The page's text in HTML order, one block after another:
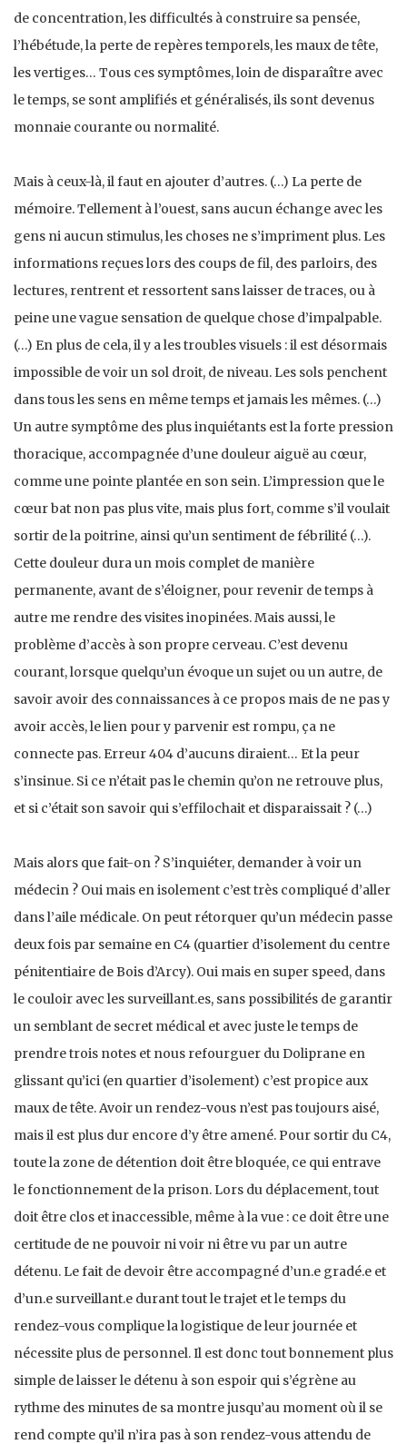
de concentration, les difficultés à construire sa pensée,
l’hébétude, la perte de repères temporels, les maux de tête,
les vertiges… Tous ces symptômes, loin de disparaître avec
le temps, se sont amplifiés et généralisés, ils sont devenus
monnaie courante ou normalité.
Mais à ceux-là, il faut en ajouter d’autres. (…) La perte de
mémoire. Tellement à l’ouest, sans aucun échange avec les
gens ni aucun stimulus, les choses ne s’impriment plus. Les
informations reçues lors des coups de fil, des parloirs, des
lectures, rentrent et ressortent sans laisser de traces, ou à
peine une vague sensation de quelque chose d’impalpable.
(…) En plus de cela, il y a les troubles visuels : il est désormais
impossible de voir un sol droit, de niveau. Les sols penchent
dans tous les sens en même temps et jamais les mêmes. (…)
Un autre symptôme des plus inquiétants est la forte pression
thoracique, accompagnée d’une douleur aiguë au cœur,
comme une pointe plantée en son sein. L’impression que le
cœur bat non pas plus vite, mais plus fort, comme s’il voulait
sortir de la poitrine, ainsi qu’un sentiment de fébrilité (…).
Cette douleur dura un mois complet de manière
permanente, avant de s’éloigner, pour revenir de temps à
autre me rendre des visites inopinées. Mais aussi, le
problème d’accès à son propre cerveau. C’est devenu
courant, lorsque quelqu’un évoque un sujet ou un autre, de
savoir avoir des connaissances à ce propos mais de ne pas y
avoir accès, le lien pour y parvenir est rompu, ça ne
connecte pas. Erreur 404 d’aucuns diraient… Et la peur
s’insinue. Si ce n’était pas le chemin qu’on ne retrouve plus,
et si c’était son savoir qui s’effilochait et disparaissait ? (…)
Mais alors que fait-on ? S’inquiéter, demander à voir un
médecin ? Oui mais en isolement c’est très compliqué d’aller
dans l’aile médicale. On peut rétorquer qu’un médecin passe
deux fois par semaine en C4 (quartier d’isolement du centre
pénitentiaire de Bois d’Arcy). Oui mais en super speed, dans
le couloir avec les surveillant.es, sans possibilités de garantir
un semblant de secret médical et avec juste le temps de
prendre trois notes et nous refourguer du Doliprane en
glissant qu’ici (en quartier d’isolement) c’est propice aux
maux de tête. Avoir un rendez-vous n’est pas toujours aisé,
mais il est plus dur encore d’y être amené. Pour sortir du C4,
toute la zone de détention doit être bloquée, ce qui entrave
le fonctionnement de la prison. Lors du déplacement, tout
doit être clos et inaccessible, même à la vue : ce doit être une
certitude de ne pouvoir ni voir ni être vu par un autre
détenu. Le fait de devoir être accompagné d’un.e gradé.e et
d’un.e surveillant.e durant tout le trajet et le temps du
rendez-vous complique la logistique de leur journée et
nécessite plus de personnel. Il est donc tout bonnement plus
simple de laisser le détenu à son espoir qui s’égrène au
rythme des minutes de sa montre jusqu’au moment où il se
rend compte qu’il n’ira pas à son rendez-vous attendu de